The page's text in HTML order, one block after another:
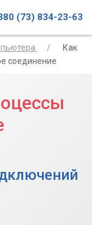
(73) 834-23-63
Как
соединение